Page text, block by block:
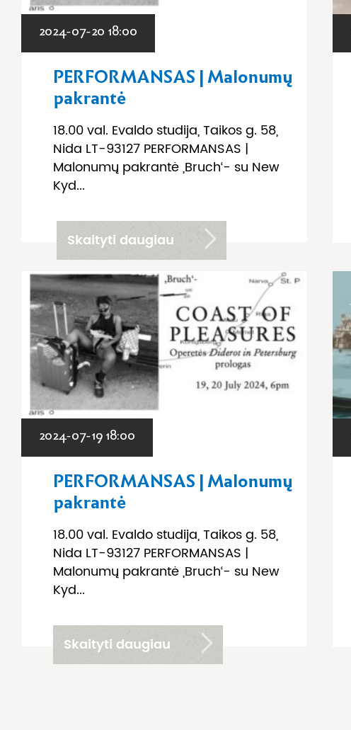
2024-07-20 18:00
PERFORMANSAS | Malonumų
pakrantė
18.00 val. Evaldo studija, Taikos g. 58,
Nida LT-93127 PERFORMANSAS |
Malonumų pakrantė ,Bruch‘- su New
Kyd...
Skaityti daugiau
2024-07-19 18:00
PERFORMANSAS | Malonumų
pakrantė
18.00 val. Evaldo studija, Taikos g. 58,
Nida LT-93127 PERFORMANSAS |
Malonumų pakrantė ,Bruch‘- su New
Kyd...
Skaityti daugiau